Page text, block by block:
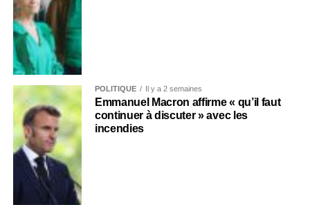
POLITIQUE Il y a 2 semaines
Emmanuel Macron affirme « qu’il faut
continuer à discuter » avec les
incendies